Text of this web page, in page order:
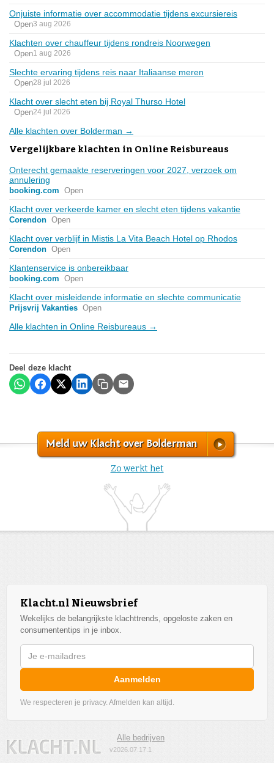
Onjuiste informatie over accommodatie tijdens excursiereis
Open3 aug 2026
Klachten over chauffeur tijdens rondreis Noorwegen
Open1 aug 2026
Slechte ervaring tijdens reis naar Italiaanse meren
Open28 jul 2026
Klacht over slecht eten bij Royal Thurso Hotel
Open24 jul 2026
Alle klachten over Bolderman →
Vergelijkbare klachten in Online Reisbureaus
Onterecht gemaakte reserveringen voor 2027, verzoek om
annulering
booking.com Open
Klacht over verkeerde kamer en slecht eten tijdens vakantie
Corendon Open
Klacht over verblijf in Mistis La Vita Beach Hotel op Rhodos
Corendon Open
Klantenservice is onbereikbaar
booking.com Open
Klacht over misleidende informatie en slechte communicatie
Prijsvrij Vakanties Open
Alle klachten in Online Reisbureaus →
Deel deze klacht
Meld uw Klacht over Bolderman
Zo werkt het
Klacht.nl Nieuwsbrief
Wekelijks de belangrijkste klachttrends, opgeloste zaken en
consumententips in je inbox.
Aanmelden
We respecteren je privacy. Afmelden kan altijd.
Alle bedrijven
v2026.07.17.1